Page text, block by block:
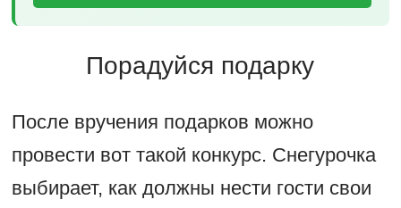
Порадуйся подарку
После вручения подарков можно
провести вот такой конкурс. Снегурочка
выбирает, как должны нести гости свои